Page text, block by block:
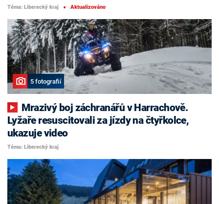
Téma: Liberecký kraj ■ Aktualizováno
5 fotografií
Lyžaře resuscitovali za jízdy na čtyřkolce,
ukazuje video
Téma: Liberecký kraj